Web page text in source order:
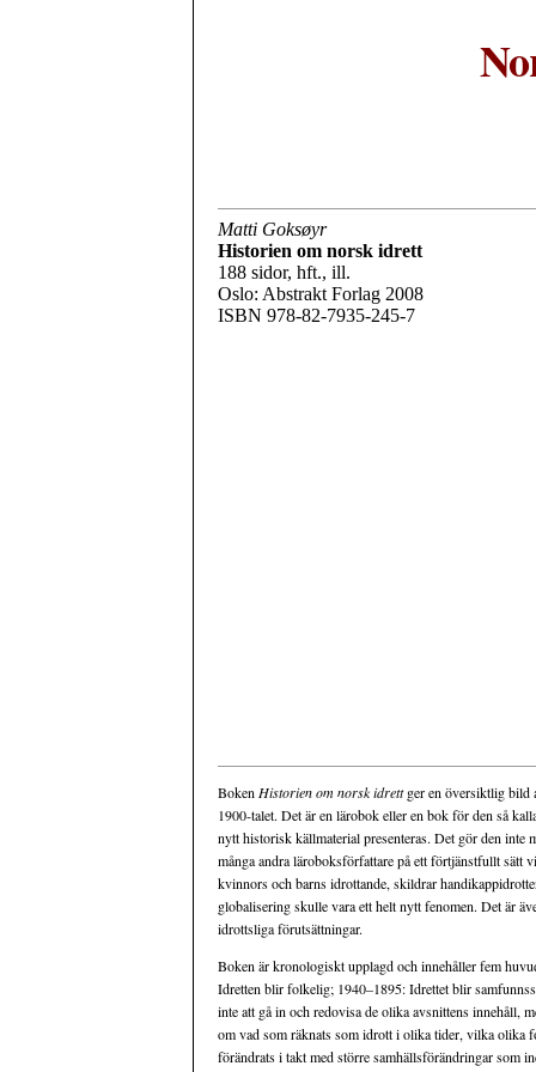
Matti Goksøyr
Historien om norsk idrett
188 sidor, hft., ill.
Oslo: Abstrakt Forlag 2008
ISBN 978-82-7935-245-7
Boken Historien om norsk idrettger en översiktlig bild
1900-talet. Det är en lärobok eller en bok för den så
nytt historisk källmaterial presenteras. Det gör den
många andra läroboksförfattare på ett förtjänstfullt sätt
kvinnors och barns idrottande, skildrar
globalisering skulle vara ett helt nytt fenomen. Det är
idrottsliga förutsättningar.
Boken är kronologiskt upplagd och innehåller fem
Idretten blir folkelig; 1940–1895: Idrettet blir
inte att gå in och redovisa de olika avsnittens innehåll,
om vad som räknats som idrott i olika tider, vilka
förändrats i takt med större samhällsförändringar som